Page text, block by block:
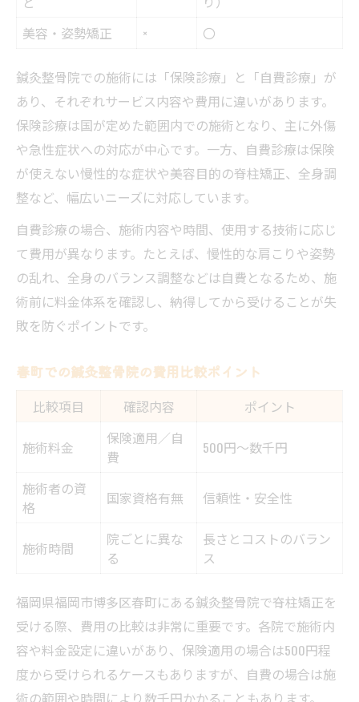
美容・姿勢矯正
× 〇
鍼灸整骨院での施術には「保険診療」と「自費診療」が
あり、それぞれサービス内容や費用に違いがあります。
保険診療は国が定めた範囲内での施術となり、主に外傷
や急性症状への対応が中心です。一方、自費診療は保険
が使えない慢性的な症状や美容目的の脊柱矯正、全身調
整など、幅広いニーズに対応しています。
自費診療の場合、施術内容や時間、使用する技術に応じ
て費用が異なります。たとえば、慢性的な肩こりや姿勢
の乱れ、全身のバランス調整などは自費となるため、施
術前に料金体系を確認し、納得してから受けることが失
敗を防ぐポイントです。
春町での鍼灸整骨院の費用比較ポイント
比較項目 確認内容 ポイント
施術料金
保険適用／自
費
500円～数千円
施術者の資
格
国家資格有無 信頼性・安全性
施術時間
院ごとに異な
る
長さとコストのバラン
ス
福岡県福岡市博多区春町にある鍼灸整骨院で脊柱矯正を
受ける際、費用の比較は非常に重要です。各院で施術内
容や料金設定に違いがあり、保険適用の場合は500円程
度から受けられるケースもありますが、自費の場合は施
術の範囲や時間により数千円かかることもあります。